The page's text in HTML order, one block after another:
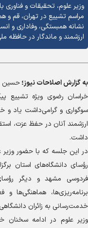
وزیر علوم، تحقیقات و فناوری
مراسم تشییع در تهران، قم و
نشانه همبستگی، وفاداری و
ارزشمند و ماندگار در حافظه
به گزارشاصلاحات نیوز؛حسین
خراسان رضوی ویژه تشییع
سوگواری و گرامی‌داشت یاد و
ارزشمند آنان در حفظ عزت،
داشت.
در این جلسه که با حضور
رؤسای دانشگاه‌های استان
فردوسی مشهد و دیگر رؤسای
برنامه‌ریزی‌ها، هماهنگی‌ها
خدمت‌رسانی به زائران دانشگاهی
وزیر علوم در ادامه سخنان